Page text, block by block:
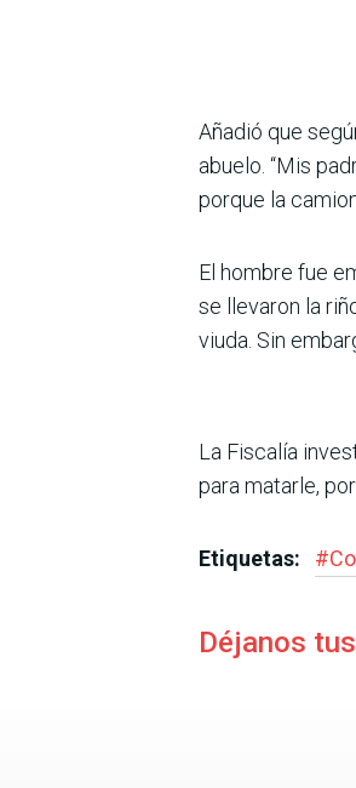
Añadió que
abuelo. “Mis
porque la
El hombre fue
se llevaron la
viuda. Sin
La Fiscalía
para matarle,
Etiquetas: #
Déjanos